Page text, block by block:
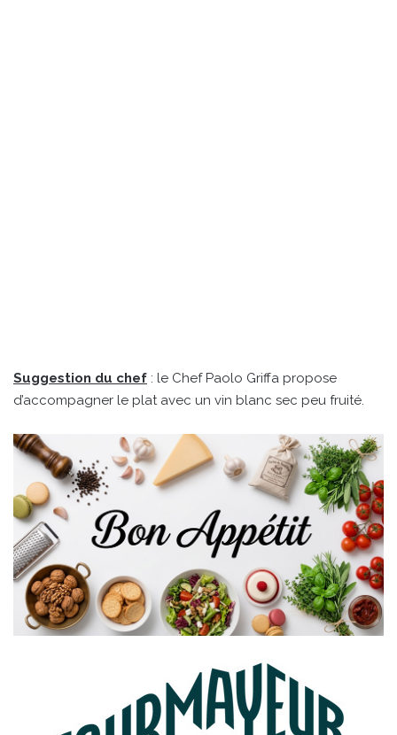
Suggestion du chef : le Chef Paolo Griffa propose
d’accompagner le plat avec un vin blanc sec peu fruité.